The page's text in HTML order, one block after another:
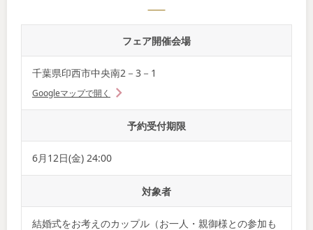
フェア開催会場
千葉県印西市中央南2－3－1
Googleマップで開く
予約受付期限
6月12日(金) 24:00
対象者
結婚式をお考えのカップル（お一人・親御様との参加も